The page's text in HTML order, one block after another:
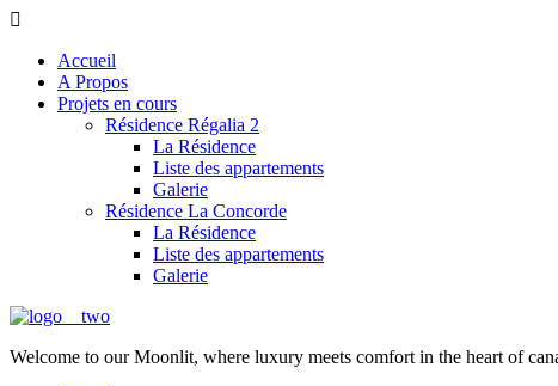
Accueil
A Propos
Projets en cours
Résidence Régalia 2
La Résidence
Liste des appartements
Galerie
Résidence La Concorde
La Résidence
Liste des appartements
Galerie
Welcome to our Moonlit, where luxury meets comfort in the heart of